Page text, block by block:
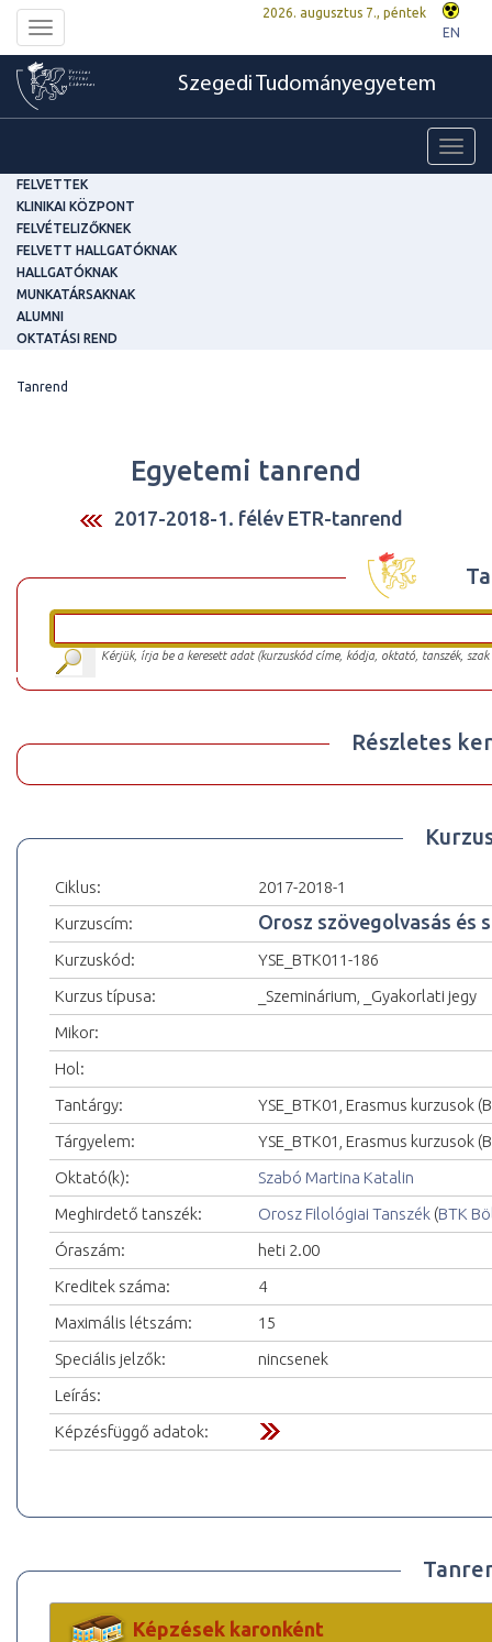
Toggle
navigation
2026. augusztus 7., péntek
EN
Szegedi Tudományegyetem
FELVETTEK
KLINIKAI KÖZPONT
FELVÉTELIZŐKNEK
FELVETT HALLGATÓKNAK
HALLGATÓKNAK
MUNKATÁRSAKNAK
ALUMNI
OKTATÁSI REND
Tanrend
Egyetemi tanrend
2017-2018-1. félév ETR-tanrend
Kérjük, írja be a keresett adat (kurzuskód címe, kódja, oktató, tanszék,
Részletes
Ciklus:
2017-2018-1
Kurzuscím:
Orosz szövegolvasás és
Kurzuskód:
YSE_BTK011-186
Kurzus típusa:
_Szeminárium, _Gyakorlati jegy
Mikor:
Hol:
Tantárgy:
YSE_BTK01, Erasmus kurzusok
Tárgyelem:
YSE_BTK01, Erasmus kurzusok
Oktató(k):
Szabó Martina Katalin
Meghirdető tanszék:
Orosz Filológiai Tanszék (BTK
Óraszám:
heti 2.00
Kreditek száma:
4
Maximális létszám:
15
Speciális jelzők:
nincsenek
Leírás:
Képzésfüggő adatok:
Képzések karonként